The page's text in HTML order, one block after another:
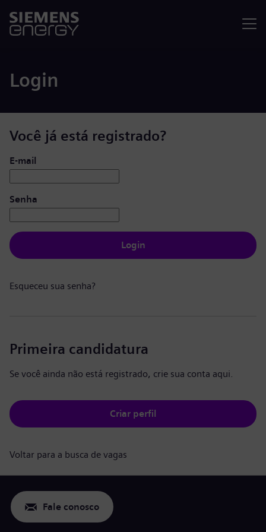
Login
Você já está registrado?
Login: usuário e senha
E-mail
Senha
Login
Esqueceu sua senha?
Primeira candidatura
Se você ainda não está registrado, crie sua conta aqui.
Criar perfil
Voltar para a busca de vagas
Fale conosco